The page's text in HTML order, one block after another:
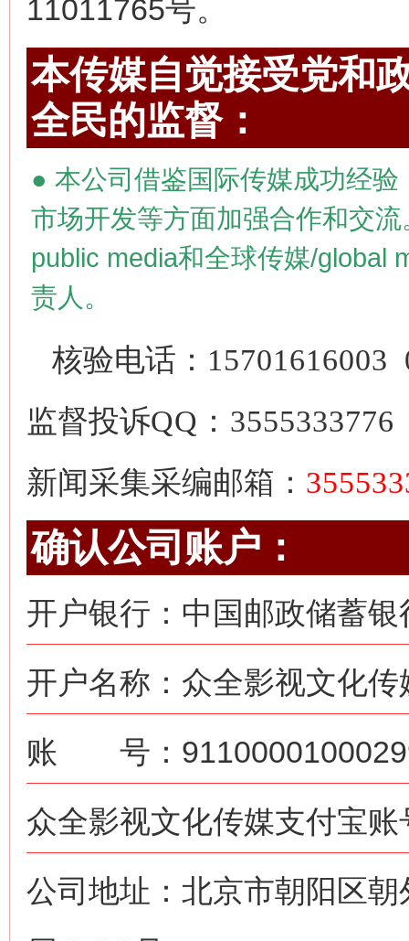
11011765号。
本传媒自觉接受党和
全民的监督：
● 本公司借鉴国际传媒成功经
市场开发等方面加强合作和交
public media和全球传媒/global
责人。
核验电话： 15701616003
监督投诉QQ：3555333776
新闻采集采编邮箱：
确认公司账户：
开户银行：中国邮政储蓄
开户名称：众全影视文化
账 号：
众全影视文化传媒支付宝
公司地址：北京市朝阳区